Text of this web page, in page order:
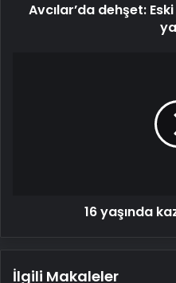
yaralıAvcılar’da dehşet:
16 yaşında
İlgili Makaleler